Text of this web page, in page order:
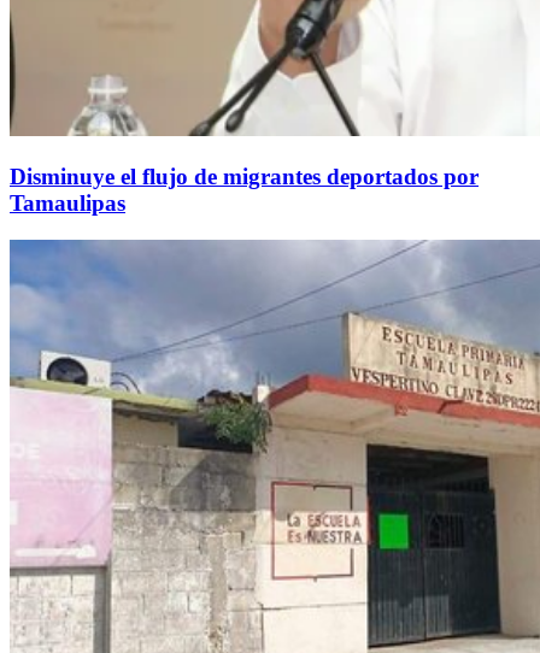
Disminuye el flujo de migrantes deportados por
Tamaulipas